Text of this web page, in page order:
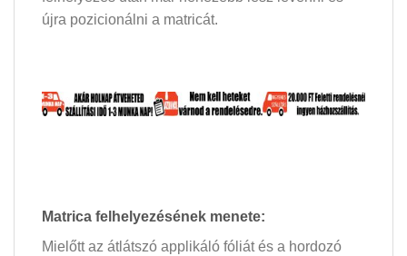
újra pozicionálni a matricát.
Matrica felhelyezésének menete:
Mielőtt az átlátszó applikáló fóliát és a hordozó